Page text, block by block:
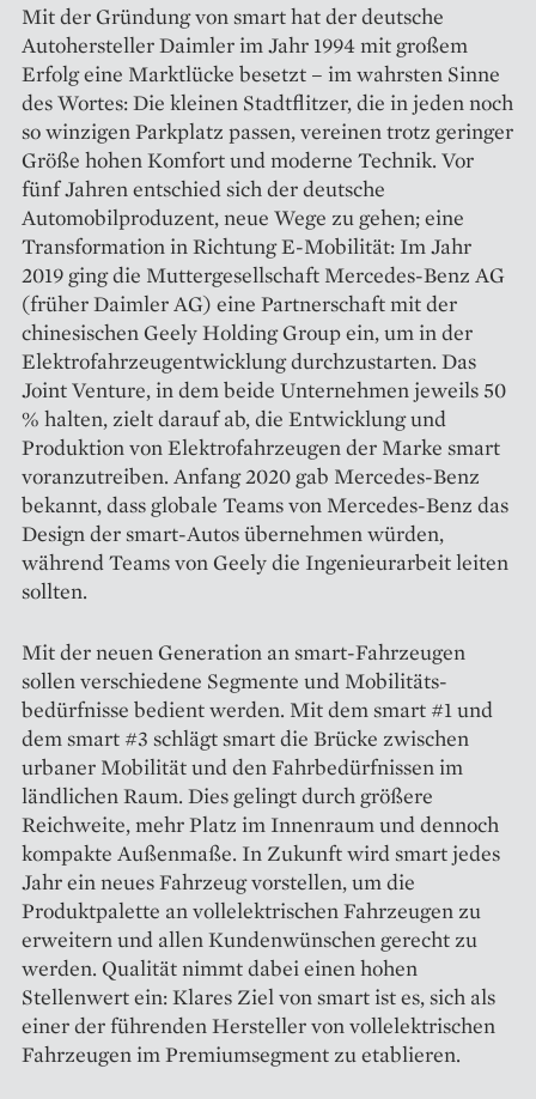
Mit der Gründung von smart hat der deutsche
Autohersteller Daimler im Jahr 1994 mit großem
Erfolg eine Marktlücke besetzt – im wahrsten Sinne
des Wortes: Die kleinen Stadtflitzer, die in jeden noch
so winzigen Parkplatz passen, vereinen trotz geringer
Größe hohen Komfort und moderne Technik. Vor
fünf Jahren entschied sich der deutsche
Automobilproduzent, neue Wege zu gehen; eine
Transformation in Richtung E-Mobi­lität: Im Jahr
2019 ging die Mutter­gesellschaft Mercedes-Benz AG
(früher Daimler AG) eine Partnerschaft mit der
chinesischen Geely Holding Group ein, um in der
Elektrofahrzeugentwicklung durchzustarten. Das
Joint Venture, in dem beide Unternehmen jeweils 50
% halten, zielt darauf ab, die Entwicklung und
Produktion von Elektrofahrzeugen der Marke smart
voranzutreiben. Anfang 2020 gab Mercedes-Benz
bekannt, dass globale Teams von Mercedes-Benz das
Design der smart-Autos übernehmen würden,
während Teams von Geely die Ingenieurarbeit leiten
sollten.
Mit der neuen Generation an smart-Fahrzeugen
sollen verschiedene Segmente und Mobilitäts­
bedürfnisse bedient werden. Mit dem smart #1 und
dem smart #3 schlägt smart die Brücke zwischen
urbaner Mobi­lität und den Fahrbedürfnissen im
ländlichen Raum. Dies gelingt durch größere
Reichweite, mehr Platz im Innenraum und dennoch
kompakte Außenmaße. In Zukunft wird smart jedes
Jahr ein neues Fahrzeug vorstellen, um die
Produktpalette an vollelektrischen Fahrzeugen zu
erweitern und allen Kundenwünschen gerecht zu
werden. Qualität nimmt dabei einen hohen
Stellenwert ein: Klares Ziel von smart ist es, sich als
einer der führenden Hersteller von vollelektrischen
Fahrzeugen im ­Premiumsegment zu etablieren.